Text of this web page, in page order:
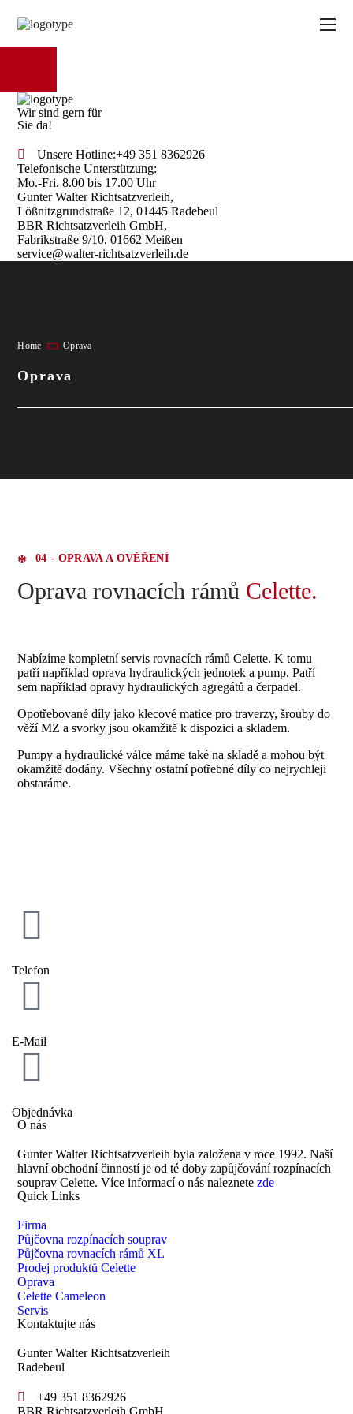
Wir sind gern für
Sie da!
Unsere Hotline:+49 351 8362926
Telefonische Unterstützung:
Mo.-Fri. 8.00 bis 17.00 Uhr
Gunter Walter Richtsatzverleih,
Lößnitzgrundstraße 12, 01445 Radebeul
BBR Richtsatzverleih GmbH,
Fabrikstraße 9/10, 01662 Meißen
service@walter-richtsatzverleih.de
Home Oprava
Oprava
04 - OPRAVA A OVĚŘENÍ
Oprava rovnacích rámů Celette.
Nabízíme kompletní servis rovnacích rámů Celette. K tomu
patří například oprava hydraulických jednotek a pump. Patří
sem například opravy hydraulických agregátů a čerpadel.
Opotřebované díly jako klecové matice pro traverzy, šrouby do
věží MZ a svorky jsou okamžitě k dispozici a skladem.
Pumpy a hydraulické válce máme také na skladě a mohou být
okamžitě dodány. Všechny ostatní potřebné díly co nejrychleji
obstaráme.
Telefon
E-Mail
Objednávka
O nás
Gunter Walter Richtsatzverleih byla založena v roce 1992. Naší
hlavní obchodní činností je od té doby zapůjčování rozpínacích
souprav Celette. Více informací o nás naleznetezde
Quick Links
Firma
Půjčovna rozpínacích souprav
Půjčovna rovnacích rámů XL
Prodej produktů Celette
Oprava
Celette Cameleon
Servis
Kontaktujte nás
Gunter Walter Richtsatzverleih
Radebeul
+49 351 8362926